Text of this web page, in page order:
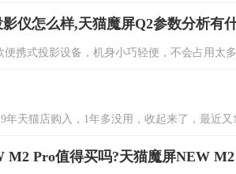
仪怎么样,天猫魔屏Q2参数分析有
便携式投影设备，机身小巧轻便，不会占用太
年天猫店购入，1年多没用，收起来了，最近
M2 Pro值得买吗?天猫魔屏NEW